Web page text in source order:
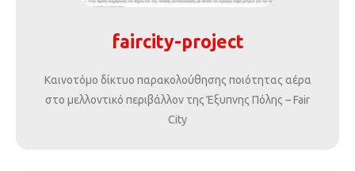
faircity-project
Καινοτόμο δίκτυο παρακολούθησης ποιότητας αέρα
στο μελλοντικό περιβάλλον της Έξυπνης Πόλης – Fair
City